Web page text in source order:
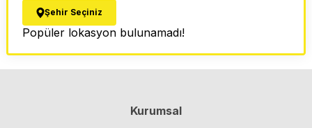
Şehir Seçiniz
Popüler lokasyon bulunamadı!
Kurumsal